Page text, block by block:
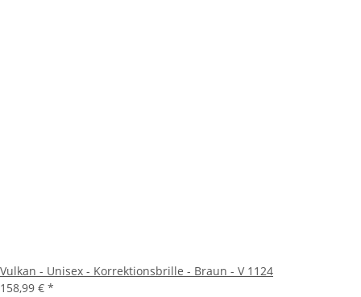
Vulkan - Unisex - Korrektionsbrille - Braun - V 1124
158,99 € *